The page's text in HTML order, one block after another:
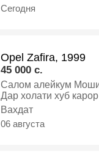
Сегодня
Opel Zafira, 1999
45 000 c.
Салом алейкум Мошин Опель зефира Матор коробка 💯
Дар холати хуб
бензин, Механика,
Вахдат
06 августа